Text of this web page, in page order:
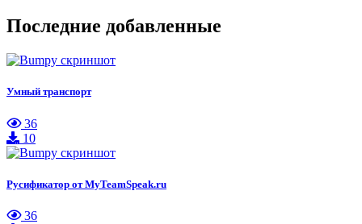
Последние добавленные
Умный транспорт
36
10
Русификатор от MyTeamSpeak.ru
36